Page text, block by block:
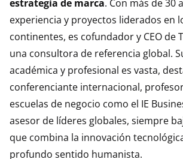
estrategia de marca. Con más de 30
experiencia y proyectos liderados en
continentes, es cofundador y CEO de
una consultora de referencia global.
académica y profesional es vasta,
conferenciante internacional,
escuelas de negocio como el IE
asesor de líderes globales, siempre
que combina la innovación
profundo sentido humanista.